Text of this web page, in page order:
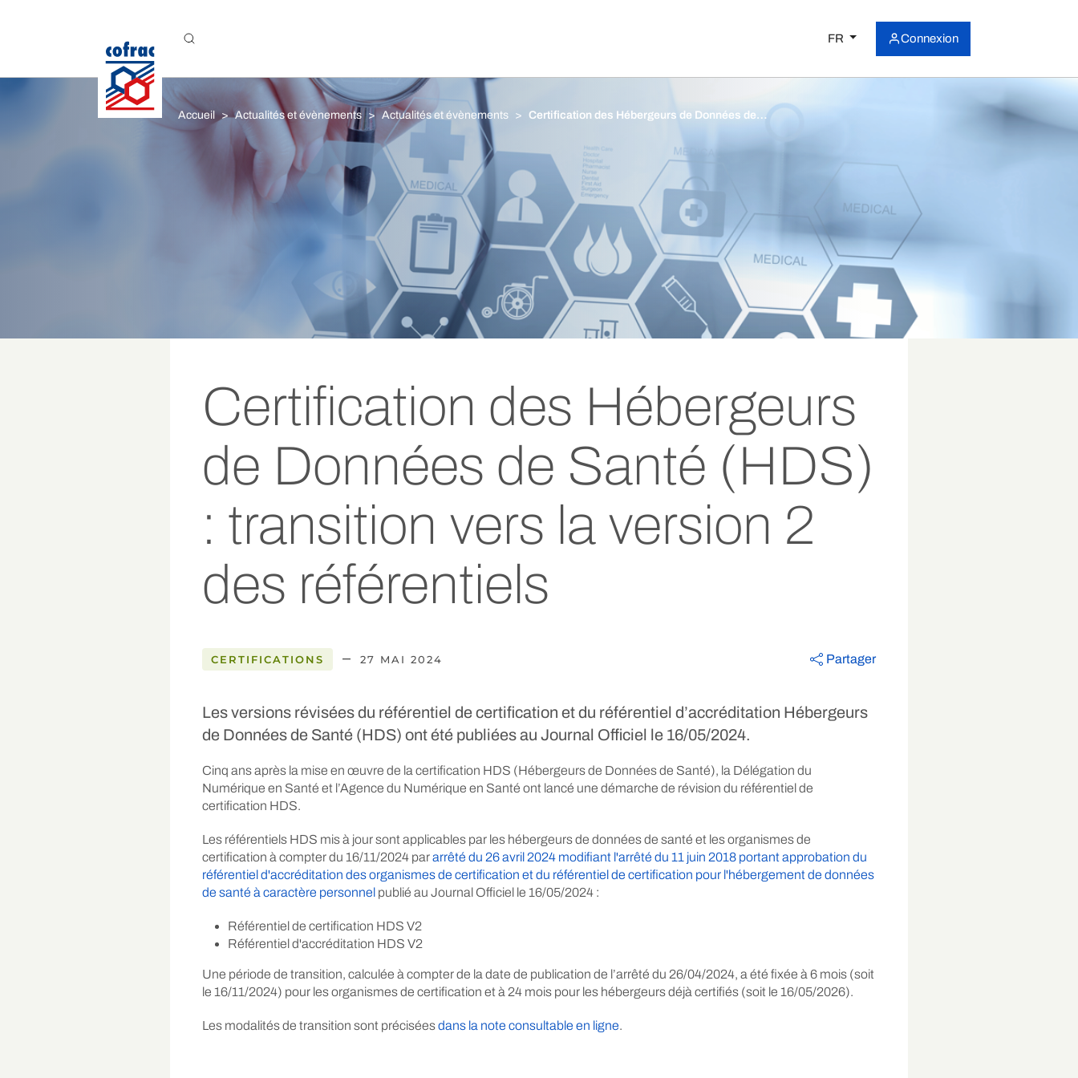
FR Connexion
Accueil Actualités et évènements Actualités et évènements Certification des Hébergeurs de Données de…
Certification des Hébergeurs
de Données de Santé (HDS)
: transition vers la version 2
des référentiels
CERTIFICATIONS – 27 MAI 2024 Partager
Les versions révisées du référentiel de certification et du référentiel d’accréditation Hébergeurs
de Données de Santé (HDS) ont été publiées au Journal Officiel le 16/05/2024.
Cinq ans après la mise en œuvre de la certification HDS (Hébergeurs de Données de Santé), la Délégation du
Numérique en Santé et l’Agence du Numérique en Santé ont lancé une démarche de révision du référentiel de
certification HDS.
Les référentiels HDS mis à jour sont applicables par les hébergeurs de données de santé et les organismes de
certification à compter du 16/11/2024 pararrêté du 26 avril 2024 modifiant l'arrêté du 11 juin 2018 portant approbation du
référentiel d'accréditation des organismes de certification et du référentiel de certification pour l'hébergement de données
de santé à caractère personnel publié au Journal Officiel le 16/05/2024 :
Référentiel de certification HDS V2
Référentiel d'accréditation HDS V2
Une période de transition, calculée à compter de la date de publication de l’arrêté du 26/04/2024, a été fixée à 6 mois (soit
le 16/11/2024) pour les organismes de certification et à 24 mois pour les hébergeurs déjà certifiés (soit le 16/05/2026).
Les modalités de transition sont préciséesdans la note consultable en ligne.